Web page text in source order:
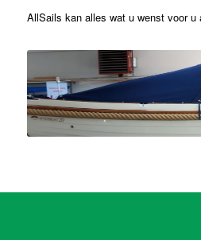
AllSails kan alles wat u wenst voor u